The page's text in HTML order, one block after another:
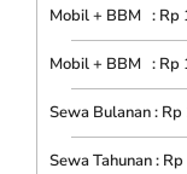
Mobil + BBM : Rp
Mobil + BBM : Rp
Sewa Bulanan :
Sewa Tahunan :